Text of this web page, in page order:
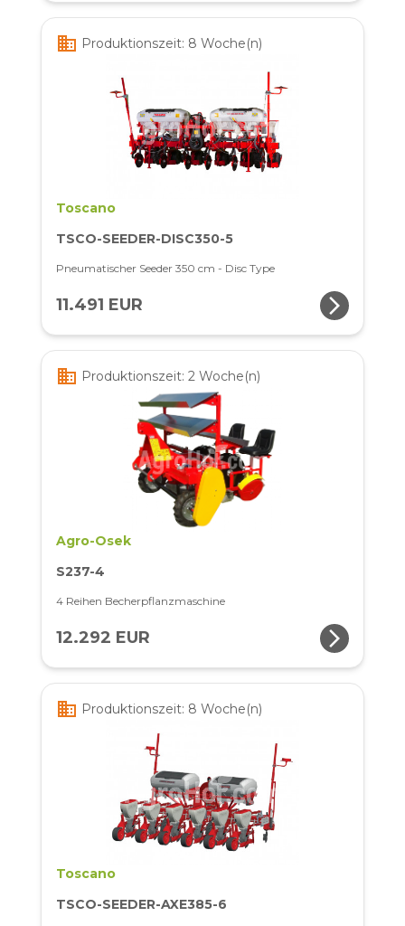
business Produktionszeit: 8 Woche(n)
Toscano
TSCO-SEEDER-DISC350-5
Pneumatischer Seeder 350 cm - Disc Type
11.491 EUR arrow_forward_ios
business Produktionszeit: 2 Woche(n)
Agro-Osek
S237-4
4 Reihen Becherpflanzmaschine
12.292 EUR arrow_forward_ios
business Produktionszeit: 8 Woche(n)
Toscano
TSCO-SEEDER-AXE385-6